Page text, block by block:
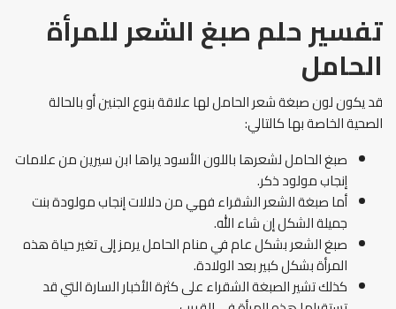
تفسير حلم صبغ الشعر للمرأة
الحامل
قد يكون لون صبغة شعر الحامل لها علاقة بنوع الجنين أو بالحالة
الصحية الخاصة بها كالتالي:
صبغ الحامل لشعرها باللون الأسود يراها ابن سيرين من علامات
إنجاب مولود ذكر.
أما صبغة الشعر الشقراء فهي من دلالات إنجاب مولودة بنت
جميلة الشكل إن شاء الله.
صبغ الشعر بشكل عام في منام الحامل يرمز إلى تغير حياة هذه
المرأة بشكل كبير بعد الولادة.
كذلك تشير الصبغة الشقراء على كثرة الأخبار السارة التي قد